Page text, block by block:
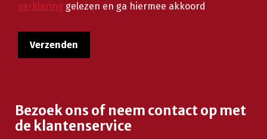
verklaring gelezen en ga hiermee akkoord
Bezoek ons of neem contact op met
de klantenservice